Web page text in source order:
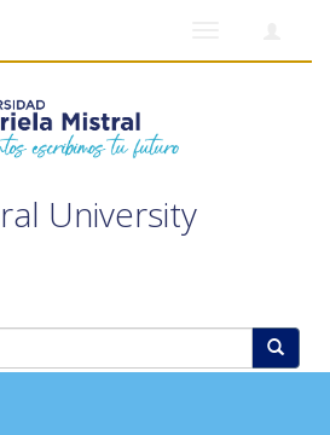
University